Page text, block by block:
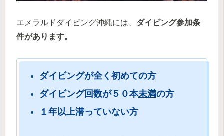
エメラルドダイビング沖縄には、 ダイビング参加条
件があります。
ダイビングが全く初めての方
ダイビング回数が５０本未満の方
１年以上潜っていない方